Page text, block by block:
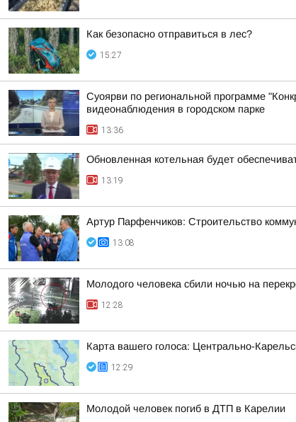
Как безопасно отправиться в лес?
15:27
Суоярви по региональной программе
видеонаблюдения в городском парке
13:36
Обновленная котельная будет
13:19
Артур Парфенчиков: Строительство
13:08
Молодого человека сбили ночью на
12:28
Карта вашего голоса: Центрально-
12:29
Молодой человек погиб в ДТП в Карелии